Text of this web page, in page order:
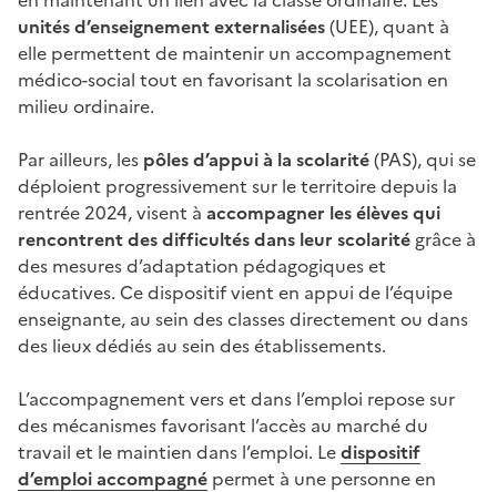
unités d’enseignement externalisées(UEE), quant à
elle permettent de maintenir un accompagnement
médico-social tout en favorisant la scolarisation en
milieu ordinaire.
Par ailleurs, les pôles d’appui à la scolarité(PAS), qui se
déploient progressivement sur le territoire depuis la
rentrée 2024, visent à accompagner les élèves qui
rencontrent des difficultés dans leur scolarité grâce à
des mesures d’adaptation pédagogiques et
éducatives. Ce dispositif vient en appui de l’équipe
enseignante, au sein des classes directement ou dans
des lieux dédiés au sein des établissements.
L’accompagnement vers et dans l’emploi repose sur
des mécanismes favorisant l’accès au marché du
travail et le maintien dans l’emploi. Ledispositif
d’emploi accompagné permet à une personne en